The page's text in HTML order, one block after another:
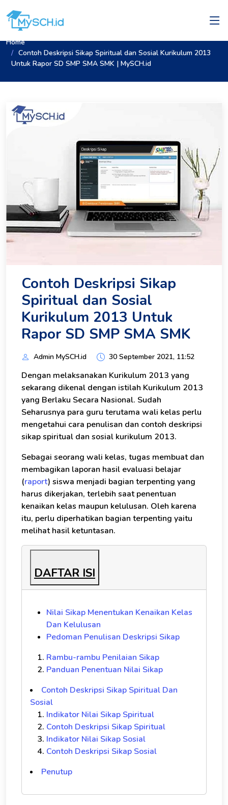
Home
Contoh Deskripsi Sikap Spiritual dan Sosial Kurikulum 2013
Untuk Rapor SD SMP SMA SMK | MySCH.id
Contoh Deskripsi Sikap
Spiritual dan Sosial
Kurikulum 2013 Untuk
Rapor SD SMP SMA SMK
Admin MySCH.id 30 September 2021, 11:52
Dengan melaksanakan Kurikulum 2013 yang
sekarang dikenal dengan istilah Kurikulum 2013
yang Berlaku Secara Nasional. Sudah
Seharusnya para guru terutama wali kelas perlu
mengetahui cara penulisan dan contoh deskripsi
sikap spiritual dan sosial kurikulum 2013.
Sebagai seorang wali kelas, tugas membuat dan
membagikan laporan hasil evaluasi belajar
(raport) siswa menjadi bagian terpenting yang
harus dikerjakan, terlebih saat penentuan
kenaikan kelas maupun kelulusan. Oleh karena
itu, perlu diperhatikan bagian terpenting yaitu
melihat hasil ketuntasan.
DAFTAR ISI
Nilai Sikap Menentukan Kenaikan Kelas
Dan Kelulusan
Pedoman Penulisan Deskripsi Sikap
Rambu-rambu Penilaian Sikap
Panduan Penentuan Nilai Sikap
Contoh Deskripsi Sikap Spiritual Dan
Sosial
Indikator Nilai Sikap Spiritual
Contoh Deskripsi Sikap Spiritual
Indikator Nilai Sikap Sosial
Contoh Deskripsi Sikap Sosial
Penutup